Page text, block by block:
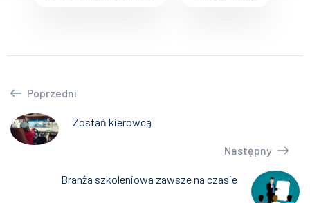
Poprzedni
Zostań kierowcą
Następny
Branża szkoleniowa zawsze na czasie